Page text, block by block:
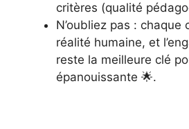
critères (qualité
N’oubliez pas : chaque
réalité humaine, et
reste la meilleure clé
épanouissante 🌟.